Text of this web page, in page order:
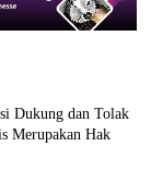
Dukung dan Tolak
Merupakan Hak